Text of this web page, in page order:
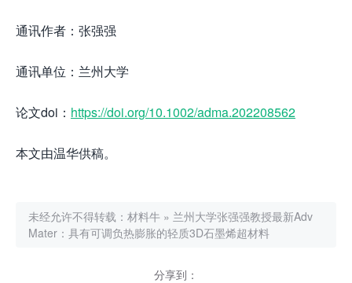
通讯作者：张强强
通讯单位：兰州大学
论文doi： https://doi.org/10.1002/adma.202208562
本文由温华供稿。
未经允许不得转载： 材料牛 » 兰州大学张强强教授最新Adv
Mater：具有可调负热膨胀的轻质3D石墨烯超材料
分享到：